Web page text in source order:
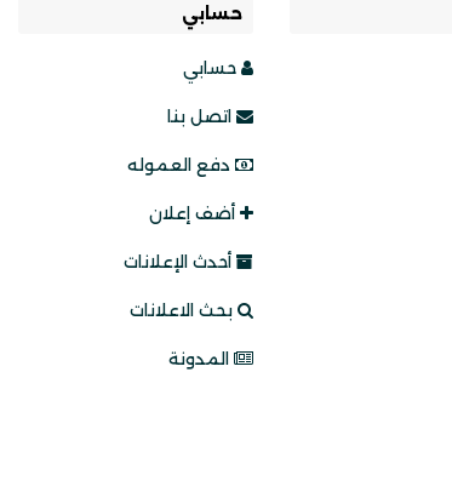
حسابي
حسابي
اتصل بنا
دفع العموله
أضف إعلان
أحدث الإعلانات
بحث الاعلانات
المدونة